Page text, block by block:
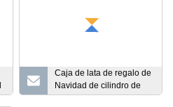
Caja de lata de regalo de
Navidad de cilindro de
hierro de 3 capas de